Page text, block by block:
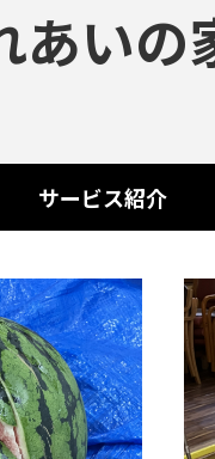
あいの
サービス紹介